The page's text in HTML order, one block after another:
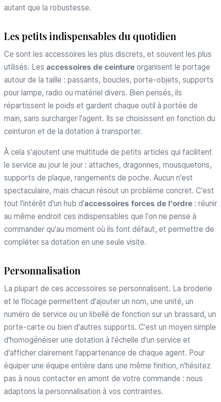
autant que la robustesse.
Les petits indispensables du quotidien
Ce sont les accessoires les plus discrets, et souvent les plus
utilisés. Les accessoires de ceinture organisent le portage
autour de la taille : passants, boucles, porte-objets, supports
pour lampe, radio ou matériel divers. Bien pensés, ils
répartissent le poids et gardent chaque outil à portée de
main, sans surcharger l'agent. Ils se choisissent en fonction du
ceinturon et de la dotation à transporter.
À cela s'ajoutent une multitude de petits articles qui facilitent
le service au jour le jour : attaches, dragonnes, mousquetons,
supports de plaque, rangements de poche. Aucun n'est
spectaculaire, mais chacun résout un problème concret. C'est
tout l'intérêt d'un hub d'accessoires forces de l'ordre : réunir
au même endroit ces indispensables que l'on ne pense à
commander qu'au moment où ils font défaut, et permettre de
compléter sa dotation en une seule visite.
Personnalisation
La plupart de ces accessoires se personnalisent. La broderie
et le flocage permettent d'ajouter un nom, une unité, un
numéro de service ou un libellé de fonction sur un brassard, un
porte-carte ou bien d'autres supports. C'est un moyen simple
d'homogénéiser une dotation à l'échelle d'un service et
d'afficher clairement l'appartenance de chaque agent. Pour
équiper une équipe entière dans une même finition, n'hésitez
pas à nous contacter en amont de votre commande : nous
adaptons la personnalisation à vos contraintes.